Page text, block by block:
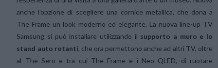
anche l’opzione di scegliere una cornice metallica, che dona a
The Frame un look moderno ed elegante. La nuova line-up TV
Samsung si può installare utilizzando il supporto a muro e lo
stand auto rotanti, che ora permettono anche ad altri TV, oltre
al The Sero e tra cui The Frame e i Neo QLED, di ruotare